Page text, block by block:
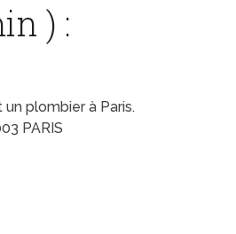
) :
un plombier à Paris.
PARIS